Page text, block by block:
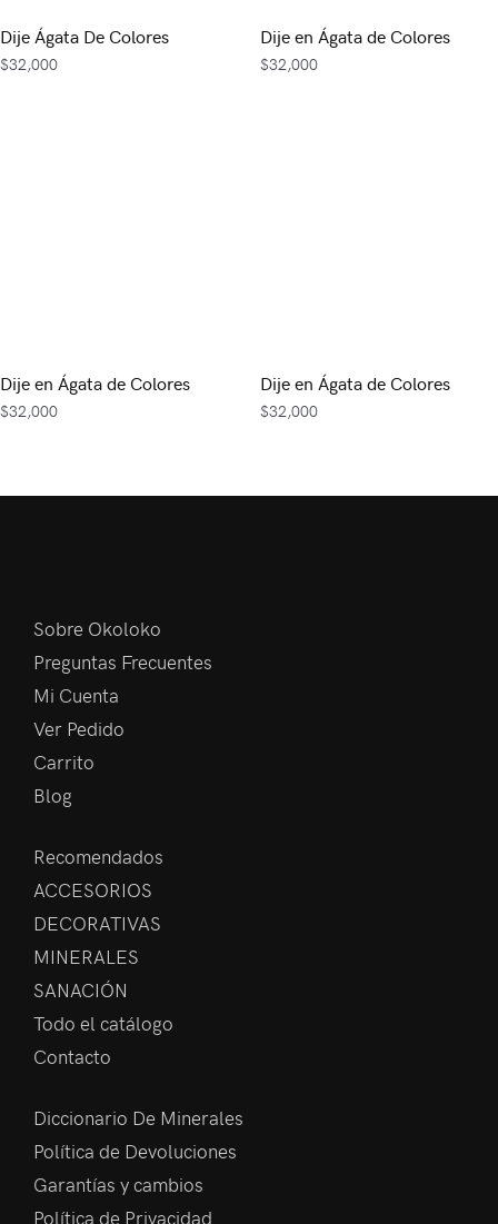
Dije Ágata De Colores
$32,000
Dije en Ágata de Colores
$32,000
Dije en Ágata de Colores
$32,000
Dije en Ágata de Colores
$32,000
Sobre Okoloko
Preguntas Frecuentes
Mi Cuenta
Ver Pedido
Carrito
Blog
Recomendados
ACCESORIOS
DECORATIVAS
MINERALES
SANACIÓN
Todo el catálogo
Contacto
Diccionario De Minerales
Política de Devoluciones
Garantías y cambios
Política de Privacidad